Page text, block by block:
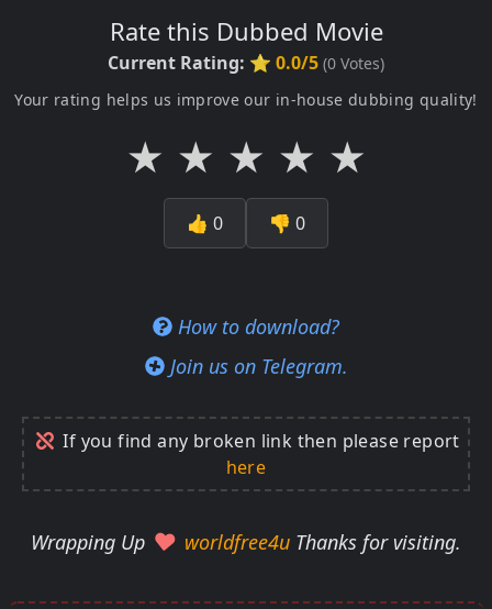
Rate this Dubbed Movie
Current Rating: ⭐ 0.0/5 (0 Votes)
Your rating helps us improve our in-house dubbing quality!
★ ★ ★ ★ ★
👍 0 👎 0
How to download?
Join us on Telegram.
If you find any broken link then please report
here
Wrapping Up worldfree4u Thanks for visiting.